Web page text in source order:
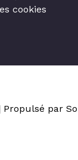
cookies
Propulsé par